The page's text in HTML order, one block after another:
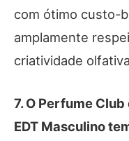
com ótimo custo-
amplamente
criatividade
7. O Perfume
EDT Masculino